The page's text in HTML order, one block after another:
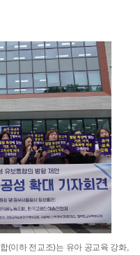
(이하 전교조)는 유아 공교육 강화,